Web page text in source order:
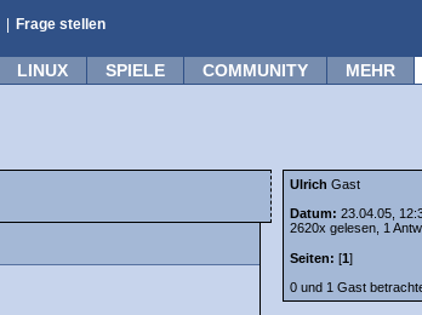
Frage stellen
LINUX SPIELE COMMUNITY MEHR
Ulrich Gast
Datum: 23.04.05,
2620x gelesen, 1
Seiten: [1]
0 und 1 Gast